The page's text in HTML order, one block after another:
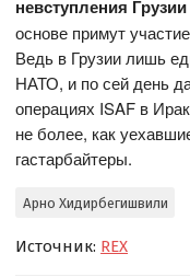
невступления
основе примут
Ведь в Грузии лишь
НАТО, и по сей день
операциях ISAF в
не более, как
гастарбайтеры.
Арно Хидирбегишвили
Источник: REX